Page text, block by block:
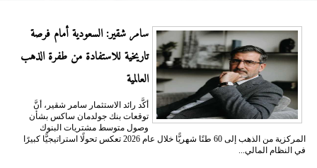
سامر شقير: السعودية أمام فرصة
تاريخية للاستفادة من طفرة الذهب
العالمية
أكَّد رائد الاستثمار سامر شقير، أنَّ
توقعات بنك جولدمان ساكس بشأن
وصول متوسط مشتريات البنوك
المركزية من الذهب إلى 60 طنًا شهريًّا خلال عام 2026 تعكس تحولًا استراتيجيًّا كبيرًا
في النظام المالي...